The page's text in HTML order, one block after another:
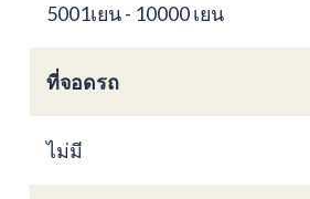
5001เยน - 10000 เยน
ที่จอดรถ
ไม่มี